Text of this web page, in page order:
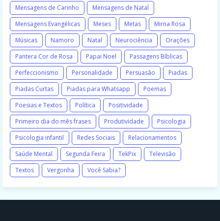
Mensagens de Carinho
Mensagens de Natal
Mensagens Evangélicas
Meses Metas
Mirna Rosa
Músicas
Namoro Natal Neurociência
Orações
Pantera Cor de Rosa
Papai Noel
Passagens Bíblicas
Perfeccionismo
Personalidade Persuasão
Piadas
Piadas Curtas
Piadas para Whatsapp
Poemas
Poesias e Textos
Política
Positividade
Primeiro dia do mês frases
Produtividade
Psicologia
Psicologia infantil
Redes Sociais
Relacionamentos
Saúde Mental
Segunda Feira TekPix
Televisão
Textos
Vergonha Você Sabia?